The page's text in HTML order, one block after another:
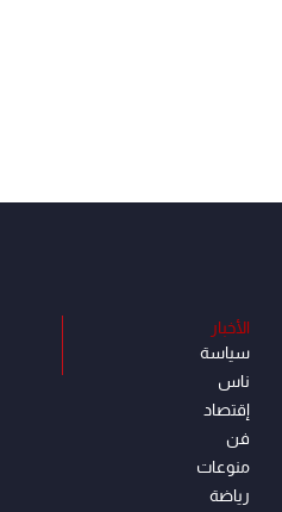
الأخبار
سياسة
ناس
إقتصاد
فن
منوعات
رياضة